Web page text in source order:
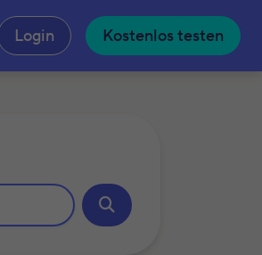
Login Kostenlos testen